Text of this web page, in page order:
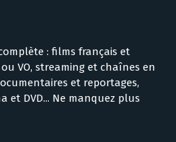
: films français et
VO, streaming et chaînes en
et reportages,
et DVD... Ne manquez plus